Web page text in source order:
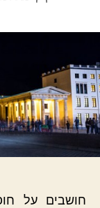
חושבים על